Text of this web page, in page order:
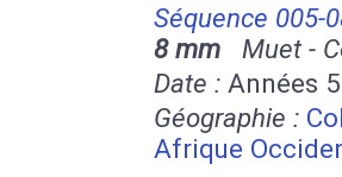
Séquence 005-
8 mm Muet -
Date : Années
Géographie :
Afrique